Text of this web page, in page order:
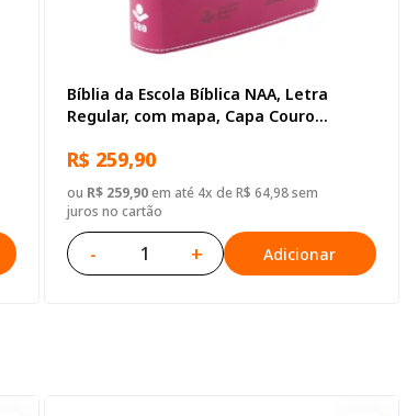
Bíblia da Escola Bíblica NAA, Letra
Regular, com mapa, Capa Couro
R$ 259,90
ou R$ 259,90em até 4x de R$ 64,98 sem
juros no cartão
- + Adicionar